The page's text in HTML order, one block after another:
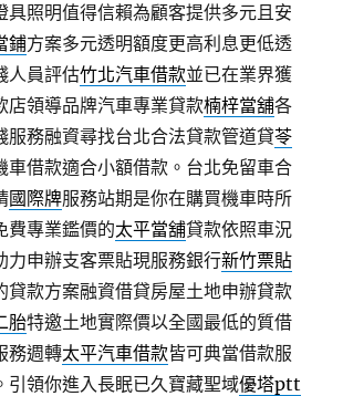
具照明值得信賴為顧客提供多元且安
鋪方案多元透明額度更高利息更低透
人員評估竹北汽車借款並已在業界獲
店領導品牌汽車專業貸款楠梓當舖各
服務融資尋找台北合法貸款管道貸苓
車借款適合小額借款。台北免留車合
國際牌服務站期是你在購買機車時所
費專業鑑價的太平當舖貸款依照車況
力申辦支客票貼現服務銀行新竹票貼
貸款方案融資借貸房屋土地申辦貸款
胎特邀土地實際價以全國最低的質借
務週轉太平汽車借款皆可典當借款服
引領你進入長眠已久寶藏聖域優塔ptt